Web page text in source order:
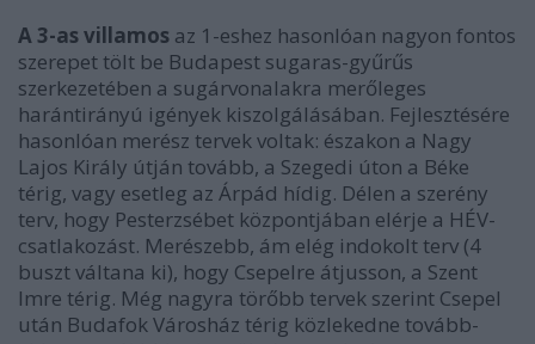
A 3-as villamos az 1-eshez hasonlóan nagyon fontos
szerepet tölt be Budapest sugaras-gyűrűs
szerkezetében a sugárvonalakra merőleges
harántirányú igények kiszolgálásában. Fejlesztésére
hasonlóan merész tervek voltak: északon a Nagy
Lajos Király útján tovább, a Szegedi úton a Béke
térig, vagy esetleg az Árpád hídig. Délen a szerény
terv, hogy Pesterzsébet központjában elérje a HÉV-
csatlakozást. Merészebb, ám elég indokolt terv (4
buszt váltana ki), hogy Csepelre átjusson, a Szent
Imre térig. Még nagyra törőbb tervek szerint Csepel
után Budafok Városház térig közlekedne tovább-